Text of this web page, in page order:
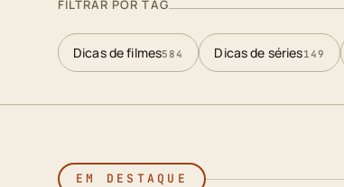
FILTRAR POR TAG
Dicas de filmes584 Dicas de séries149
EM DESTAQUE